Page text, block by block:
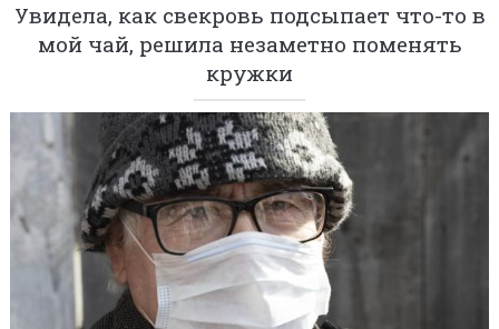
Увидела, как свекровь подсыпает что-то в
мой чай, решила незаметно поменять
кружки